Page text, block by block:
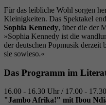
Für das leibliche Wohl sorgen
Kleinigkeiten. Das Spektakel
Sophia Kennedy, über die der
»Sophia Kennedy ist die
der deutschen Popmusik derzeit
sie sowieso.«
Das Programm im
16.00 - 16.30 Uhr / 17.00 -
"Jambo Afrika!" mit Ibou
Laufzeit 6 Monate
Zweck
Wird
Website